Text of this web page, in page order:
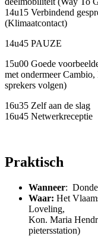
14u15 Verbindend
(Klimaatcontact)
14u45 PAUZE
15u00 Goede
met ondermeer
sprekers volgen)
16u35 Zelf aan de slag
16u45 Netwerkreceptie
Praktisch
Wanneer:
Waar: Het
Loveling,
Kon. Maria
pietersstation)